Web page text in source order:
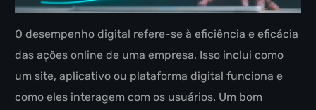
O desempenho digital refere-se à eficiência e eficácia
das ações online de uma empresa. Isso inclui como
um site, aplicativo ou plataforma digital funciona e
como eles interagem com os usuários. Um bom